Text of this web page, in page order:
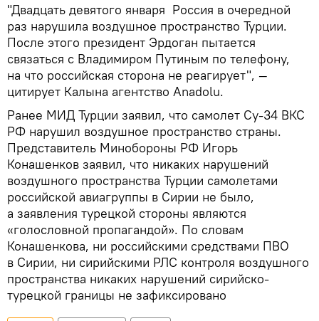
"Двадцать девятого января Россия в очередной
раз нарушила воздушное пространство Турции.
После этого президент Эрдоган пытается
связаться с Владимиром Путиным по телефону,
на что российская сторона не реагирует", —
цитирует Калына агентство Anadolu.
Ранее МИД Турции заявил, что самолет Су-34 ВКС
РФ нарушил воздушное пространство страны.
Представитель Минобороны РФ Игорь
Конашенков заявил, что никаких нарушений
воздушного пространства Турции самолетами
российской авиагруппы в Сирии не было,
а заявления турецкой стороны являются
«голословной пропагандой». По словам
Конашенкова, ни российскими средствами ПВО
в Сирии, ни сирийскими РЛС контроля воздушного
пространства никаких нарушений сирийско-
турецкой границы не зафиксировано